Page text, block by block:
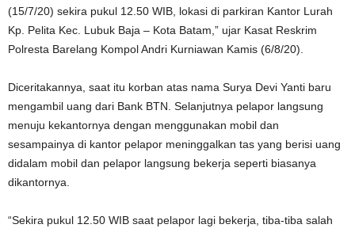
(15/7/20) sekira pukul 12.50 WIB, lokasi di parkiran Kantor Lurah
Kp. Pelita Kec. Lubuk Baja – Kota Batam,” ujar Kasat Reskrim
Polresta Barelang Kompol Andri Kurniawan Kamis (6/8/20).
Diceritakannya, saat itu korban atas nama Surya Devi Yanti baru
mengambil uang dari Bank BTN. Selanjutnya pelapor langsung
menuju kekantornya dengan menggunakan mobil dan
sesampainya di kantor pelapor meninggalkan tas yang berisi uang
didalam mobil dan pelapor langsung bekerja seperti biasanya
dikantornya.
“Sekira pukul 12.50 WIB saat pelapor lagi bekerja, tiba-tiba salah